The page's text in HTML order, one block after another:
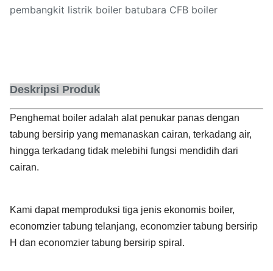
pembangkit listrik boiler batubara CFB boiler
Deskripsi Produk
Penghemat boiler adalah alat penukar panas dengan
tabung bersirip yang memanaskan cairan, terkadang air,
hingga terkadang tidak melebihi fungsi mendidih dari
cairan.
Kami dapat memproduksi tiga jenis ekonomis boiler,
economzier tabung telanjang, economzier tabung bersirip
H dan economzier tabung bersirip spiral.